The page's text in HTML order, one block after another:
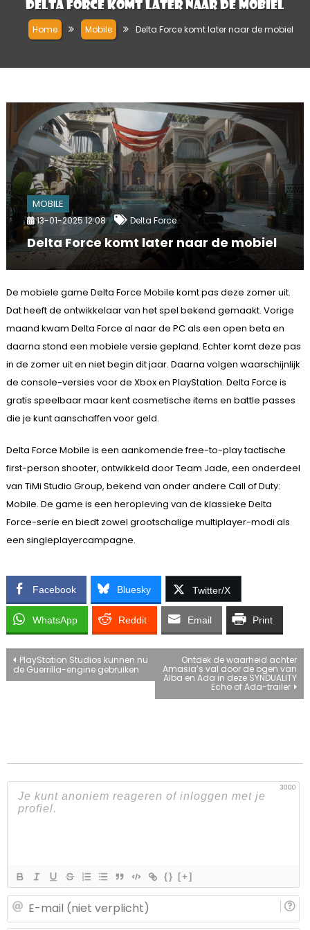
Delta Force komt later naar de mobiel
Home Mobile Delta Force komt later naar de mobiel
MOBILE
13-01-2025 12:08 Delta Force
Delta Force komt later naar de mobiel
De mobiele game Delta Force Mobile komt pas deze zomer uit.
Dat heeft de ontwikkelaar van het spel bekend gemaakt. Vorige
maand kwam Delta Force al naar de PC als een open beta en
daarna stond een mobiele versie gepland. Echter komt deze pas
in de zomer uit en niet begin dit jaar. Daarna volgen waarschijnlijk
de console-versies voor de Xbox en PlayStation. Delta Force is
gratis speelbaar maar kent cosmetische items en battle passes
die je kunt aanschaffen voor geld.
Delta Force Mobile is een aankomende free-to-play tactische
first-person shooter, ontwikkeld door Team Jade, een onderdeel
van TiMi Studio Group, bekend van onder andere Call of Duty:
Mobile. De game is een heropleving van de klassieke Delta
Force-serie en biedt zowel grootschalige multiplayer-modi als
een singleplayercampagne.
Facebook Bluesky Twitter/X
WhatsApp Reddit Email Print
Bericht
PlayStation Studios kunnen nu
de Guerrilla-engine gebruiken
Ontdek de waarheid achter
Amasia’s val door de ogen van
Alba en Ada in deze SYNDUALITY
Echo of Ada-trailer
3000
{} [+]